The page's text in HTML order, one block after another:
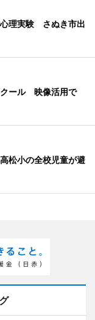
理実験 さぬき市出
クール 映像活用で
松小の全校児童が避